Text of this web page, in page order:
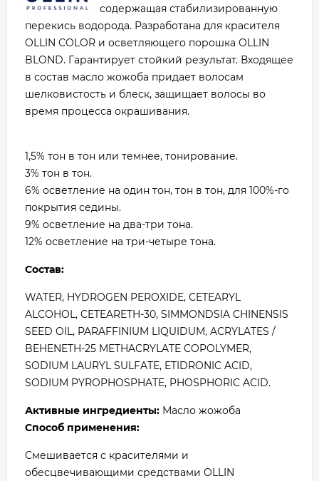
содержащая стабилизированную
перекись водорода. Разработана для красителя
OLLIN COLOR и осветляющего порошка OLLIN
BLOND. Гарантирует стойкий результат. Входящее
в состав масло жожоба придает волосам
шелковистость и блеск, защищает волосы во
время процесса окрашивания.
1,5% тон в тон или темнее, тонирование.
3% тон в тон.
6% осветление на один тон, тон в тон, для 100%-го
покрытия седины.
9% осветление на два-три тона.
12% осветление на три-четыре тона.
Состав:
WATER, HYDROGEN PEROXIDE, CETEARYL
ALCOHOL, CETEARETH-30, SIMMONDSIA CHINENSIS
SEED OIL, PARAFFINIUM LIQUIDUM, ACRYLATES /
BEHENETH-25 METHACRYLATE COPOLYMER,
SODIUM LAURYL SULFATE, ETIDRONIC ACID,
SODIUM PYROPHOSPHATE, PHOSPHORIC ACID.
Активные ингредиенты: Масло жожоба
Способ применения:
Смешивается с красителями и
обесцвечивающими средствами OLLIN